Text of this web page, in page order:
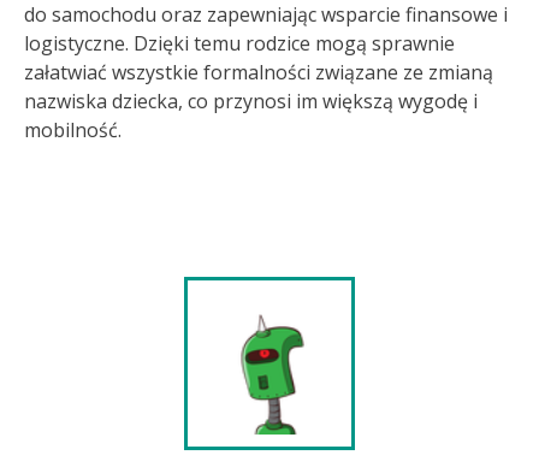
do samochodu oraz zapewniając wsparcie finansowe i
logistyczne. Dzięki temu rodzice mogą sprawnie
załatwiać wszystkie formalności związane ze zmianą
nazwiska dziecka, co przynosi im większą wygodę i
mobilność.